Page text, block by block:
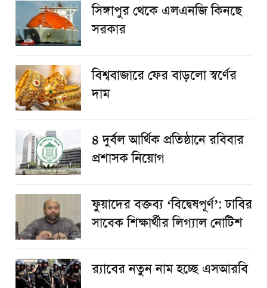
সিঙ্গাপুর থেকে এলএনজি কিনছে
সরকার
বিশ্ববাজারে ফের বাড়লো স্বর্ণের
দাম
৪ দুর্বল আর্থিক প্রতিষ্ঠানে রবিবার
প্রশাসক নিয়োগ
ফুয়াদের বক্তব্য ‘বিদ্বেষপূর্ণ’: ঢাবির
সাবেক শিক্ষার্থীর লিগ্যাল নোটিশ
র‌্যাবের নতুন নাম হচ্ছে এসআরবি